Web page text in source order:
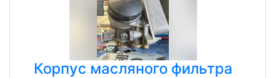
Корпус масляного фильтра